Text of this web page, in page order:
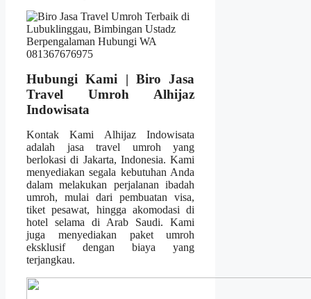
Hubungi Kami | Biro Jasa
Travel Umroh Alhijaz
Indowisata
Kontak Kami Alhijaz Indowisata
adalah jasa travel umroh yang
berlokasi di Jakarta, Indonesia. Kami
menyediakan segala kebutuhan Anda
dalam melakukan perjalanan ibadah
umroh, mulai dari pembuatan visa,
tiket pesawat, hingga akomodasi di
hotel selama di Arab Saudi. Kami
juga menyediakan paket umroh
eksklusif dengan biaya yang
terjangkau.